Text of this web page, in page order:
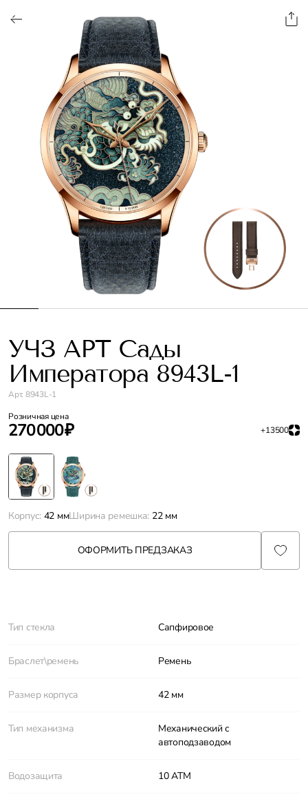
УЧЗ АРТ Сады
Императора 8943L-1
Арт. 8943L-1
Корпус: 42 ммШирина ремешка: 22 мм
Розничная цена
270 000 ₽ +13500
ОФОРМИТЬ ПРЕДЗАКАЗ
Тип стекла Сапфировое
Браслет\ремень Ремень
Размер корпуса 42 мм
Тип механизма
Механический с
автоподзаводом
Водозащита 10 ATM